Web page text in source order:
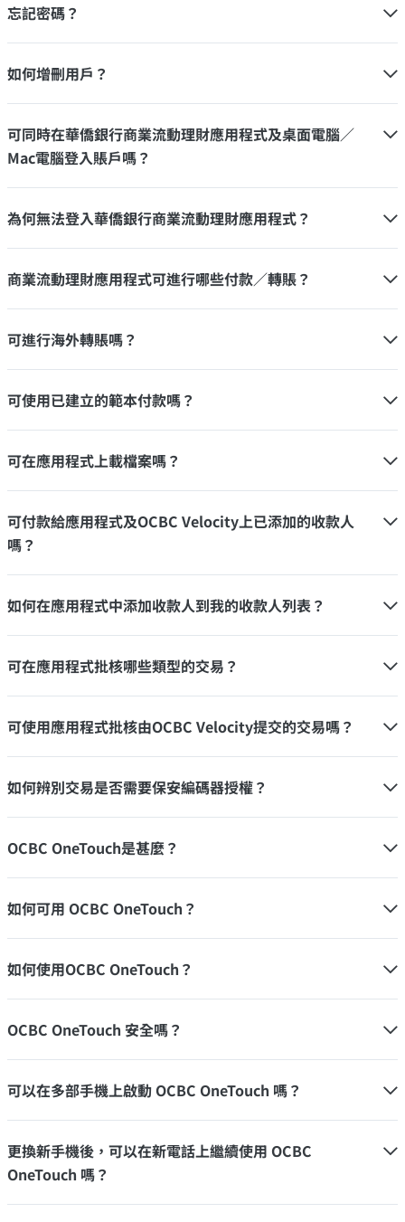
忘記密碼？
如何增刪用戶？
可同時在華僑銀行商業流動理財應用程式及桌面電腦／
Mac電腦登入賬戶嗎？
為何無法登入華僑銀行商業流動理財應用程式？
商業流動理財應用程式可進行哪些付款／轉賬？
可進行海外轉賬嗎？
可使用已建立的範本付款嗎？
可在應用程式上載檔案嗎？
可付款給應用程式及OCBC Velocity上已添加的收款人
嗎？
如何在應用程式中添加收款人到我的收款人列表？
可在應用程式批核哪些類型的交易？
可使用應用程式批核由OCBC Velocity提交的交易嗎？
如何辨別交易是否需要保安編碼器授權？
OCBC OneTouch是甚麼？
如何可用 OCBC OneTouch？
如何使用OCBC OneTouch？
OCBC OneTouch 安全嗎？
可以在多部手機上啟動 OCBC OneTouch 嗎？
更換新手機後，可以在新電話上繼續使用 OCBC
OneTouch 嗎？